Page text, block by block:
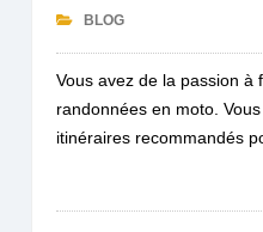
BLOG
Vous avez de la passion à
randonnées en moto.
itinéraires recommandés